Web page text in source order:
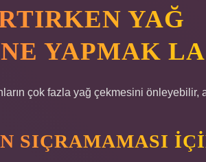
YAĞ
YAPMAK
çok fazla yağ çekmesini önleyebilir,
SIÇRAMAMASI